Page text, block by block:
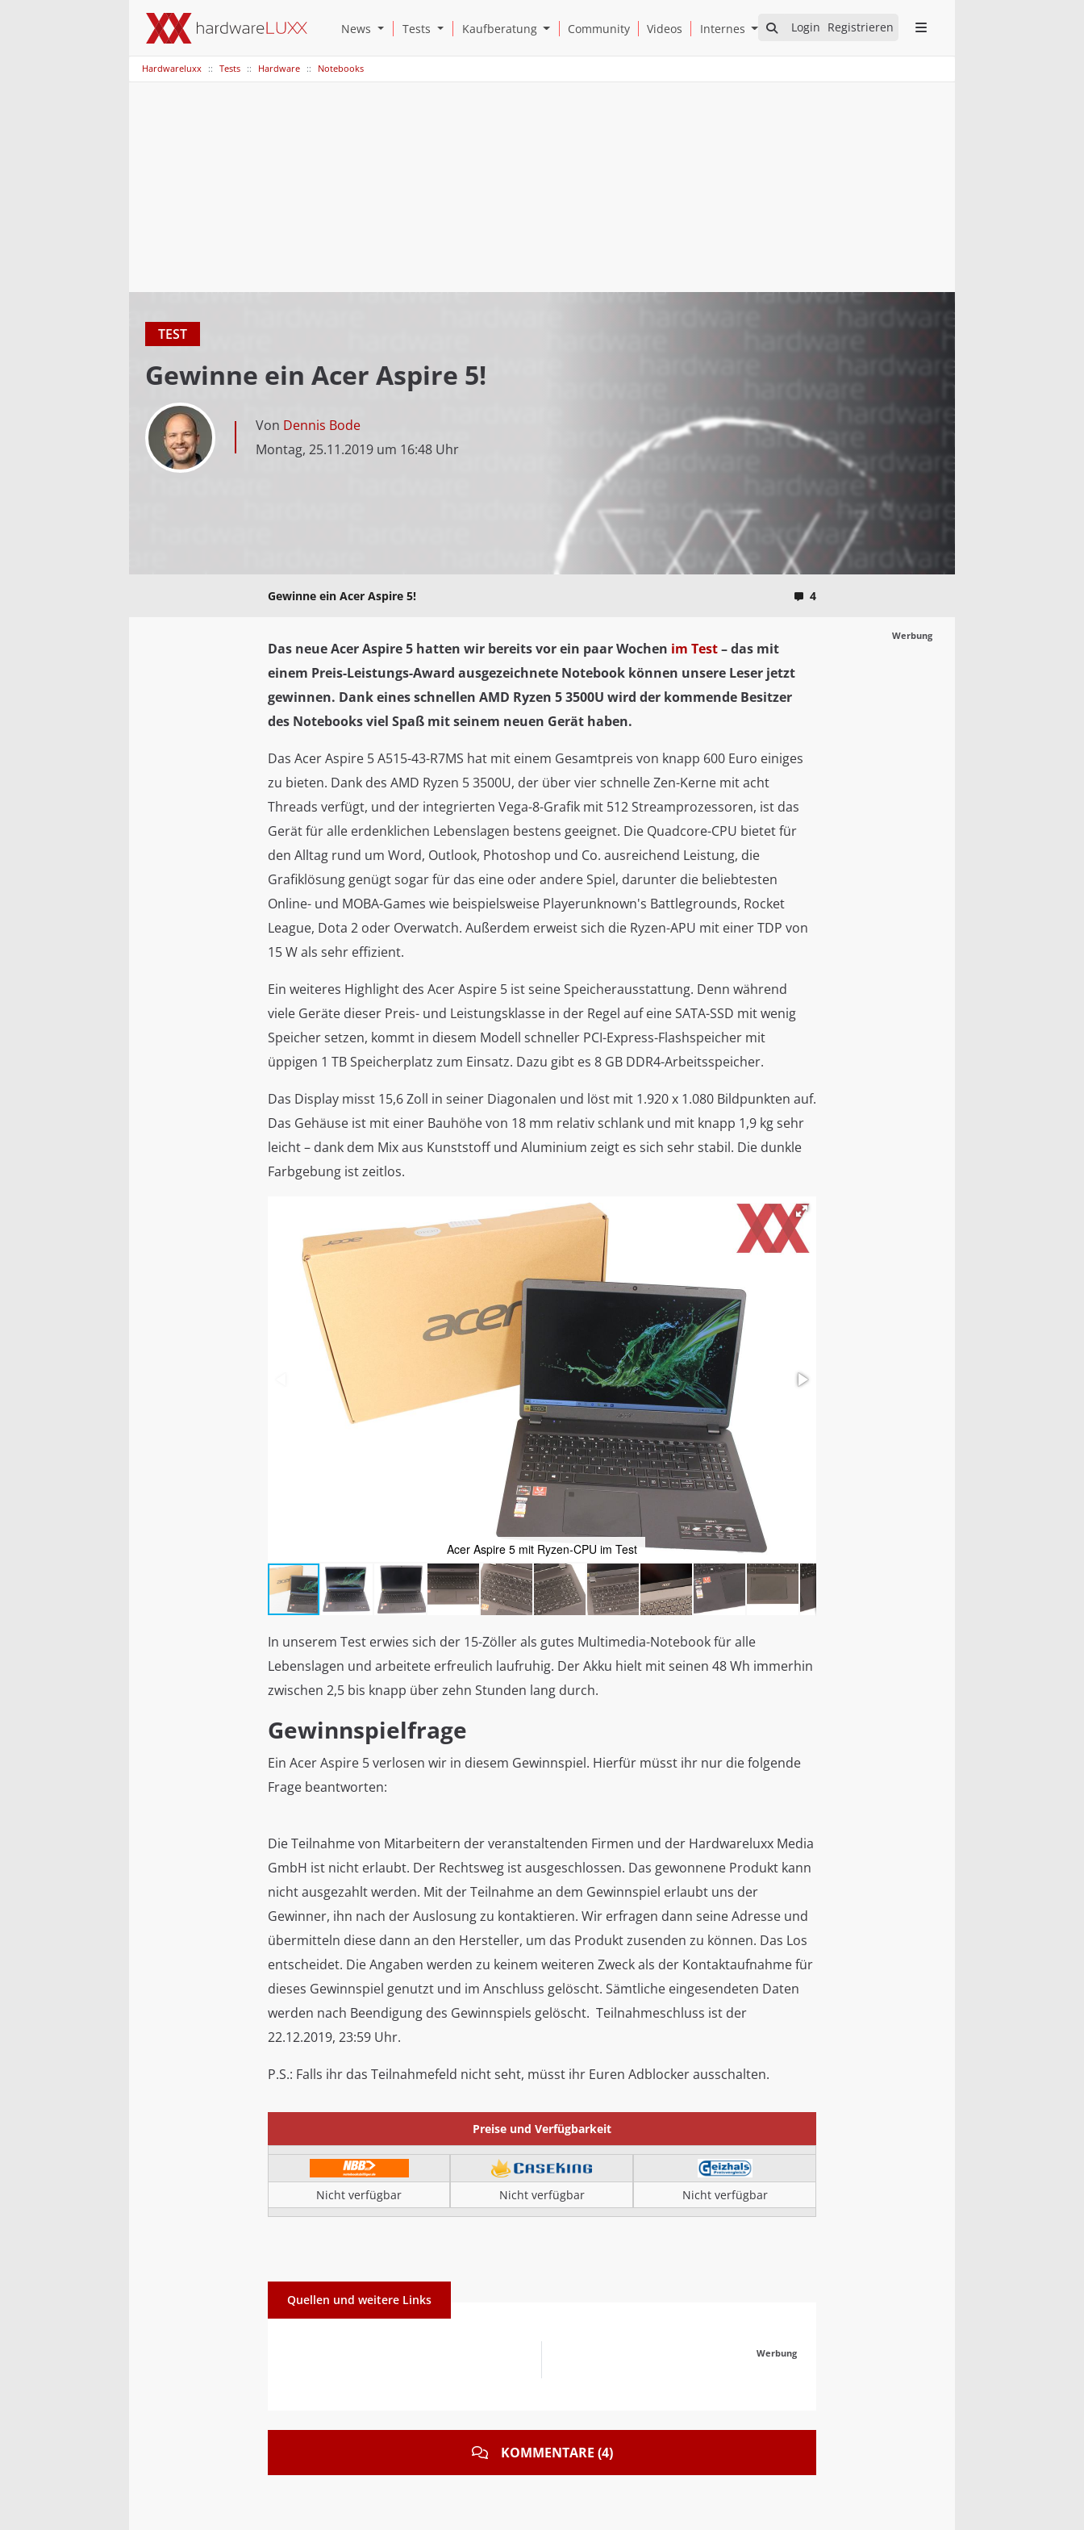
Login Registrieren
News Open News Submenu
Tests Open Tests Submenu
Kaufberatung Open Kaufberatung Submenu
Community Videos Internes Open Internes Submenu
Hardwareluxx Tests Hardware Notebooks
TEST
Gewinne ein Acer Aspire 5!
Von Dennis Bode
Montag, 25.11.2019 um 16:48 Uhr
Gewinne ein Acer Aspire 5! 4
Werbung
Das neue Acer Aspire 5 hatten wir bereits vor ein paar Wochen im Test– das mit
einem Preis-Leistungs-Award ausgezeichnete Notebook können unsere Leser jetzt
gewinnen. Dank eines schnellen AMD Ryzen 5 3500U wird der kommende Besitzer
des Notebooks viel Spaß mit seinem neuen Gerät haben.
Das Acer Aspire 5 A515-43-R7MS hat mit einem Gesamtpreis von knapp 600 Euro einiges
zu bieten. Dank des AMD Ryzen 5 3500U, der über vier schnelle Zen-Kerne mit acht
Threads verfügt, und der integrierten Vega-8-Grafik mit 512 Streamprozessoren, ist das
Gerät für alle erdenklichen Lebenslagen bestens geeignet. Die Quadcore-CPU bietet für
den Alltag rund um Word, Outlook, Photoshop und Co. ausreichend Leistung, die
Grafiklösung genügt sogar für das eine oder andere Spiel, darunter die beliebtesten
Online- und MOBA-Games wie beispielsweise Playerunknown's Battlegrounds, Rocket
League, Dota 2 oder Overwatch. Außerdem erweist sich die Ryzen-APU mit einer TDP von
15 W als sehr effizient.
Ein weiteres Highlight des Acer Aspire 5 ist seine Speicherausstattung. Denn während
viele Geräte dieser Preis- und Leistungsklasse in der Regel auf eine SATA-SSD mit wenig
Speicher setzen, kommt in diesem Modell schneller PCI-Express-Flashspeicher mit
üppigen 1 TB Speicherplatz zum Einsatz. Dazu gibt es 8 GB DDR4-Arbeitsspeicher.
Das Display misst 15,6 Zoll in seiner Diagonalen und löst mit 1.920 x 1.080 Bildpunkten auf.
Das Gehäuse ist mit einer Bauhöhe von 18 mm relativ schlank und mit knapp 1,9 kg sehr
leicht – dank dem Mix aus Kunststoff und Aluminium zeigt es sich sehr stabil. Die dunkle
Farbgebung ist zeitlos.
Acer Aspire 5 mit Ryzen-CPU im Test
In unserem Test erwies sich der 15-Zöller als gutes Multimedia-Notebook für alle
Lebenslagen und arbeitete erfreulich laufruhig. Der Akku hielt mit seinen 48 Wh immerhin
zwischen 2,5 bis knapp über zehn Stunden lang durch.
Gewinnspielfrage
Ein Acer Aspire 5 verlosen wir in diesem Gewinnspiel. Hierfür müsst ihr nur die folgende
Frage beantworten:
Die Teilnahme von Mitarbeitern der veranstaltenden Firmen und der Hardwareluxx Media
GmbH ist nicht erlaubt. Der Rechtsweg ist ausgeschlossen. Das gewonnene Produkt kann
nicht ausgezahlt werden. Mit der Teilnahme an dem Gewinnspiel erlaubt uns der
Gewinner, ihn nach der Auslosung zu kontaktieren. Wir erfragen dann seine Adresse und
übermitteln diese dann an den Hersteller, um das Produkt zusenden zu können. Das Los
entscheidet. Die Angaben werden zu keinem weiteren Zweck als der Kontaktaufnahme für
dieses Gewinnspiel genutzt und im Anschluss gelöscht. Sämtliche eingesendeten Daten
werden nach Beendigung des Gewinnspiels gelöscht. Teilnahmeschluss ist der
22.12.2019, 23:59 Uhr.
P.S.: Falls ihr das Teilnahmefeld nicht seht, müsst ihr Euren Adblocker ausschalten.
Preise und Verfügbarkeit
Nicht verfügbar Nicht verfügbar Nicht verfügbar
Quellen und weitere Links
Werbung
KOMMENTARE (4)